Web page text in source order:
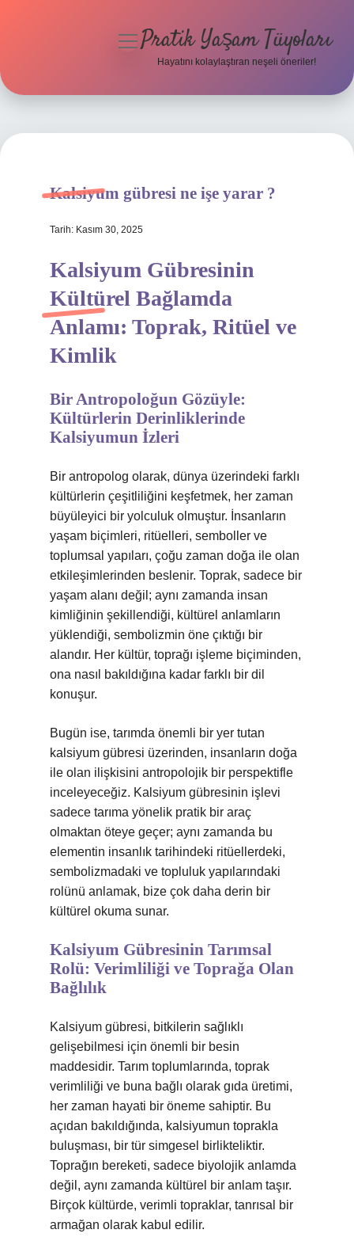
Hakkımızda
menüyü
Pratik Yaşam Tüyoları
Hayatını kolaylaştıran neşeli öneriler!
Kalsiyum gübresi ne işe yarar ?
Tarih: Kasım 30, 2025
Kalsiyum Gübresinin
Kültürel Bağlamda
Anlamı: Toprak, Ritüel ve
Kimlik
Bir Antropoloğun Gözüyle:
Kültürlerin Derinliklerinde
Kalsiyumun İzleri
Bir antropolog olarak, dünya üzerindeki farklı
kültürlerin çeşitliliğini keşfetmek, her zaman
büyüleyici bir yolculuk olmuştur. İnsanların
yaşam biçimleri, ritüelleri, semboller ve
toplumsal yapıları, çoğu zaman doğa ile olan
etkileşimlerinden beslenir. Toprak, sadece bir
yaşam alanı değil; aynı zamanda insan
kimliğinin şekillendiği, kültürel anlamların
yüklendiği, sembolizmin öne çıktığı bir
alandır. Her kültür, toprağı işleme biçiminden,
ona nasıl bakıldığına kadar farklı bir dil
konuşur.
Bugün ise, tarımda önemli bir yer tutan
kalsiyum gübresi üzerinden, insanların doğa
ile olan ilişkisini antropolojik bir perspektifle
inceleyeceğiz. Kalsiyum gübresinin işlevi
sadece tarıma yönelik pratik bir araç
olmaktan öteye geçer; aynı zamanda bu
elementin insanlık tarihindeki ritüellerdeki,
sembolizmadaki ve topluluk yapılarındaki
rolünü anlamak, bize çok daha derin bir
kültürel okuma sunar.
Kalsiyum Gübresinin Tarımsal
Rolü: Verimliliği ve Toprağa Olan
Bağlılık
Kalsiyum gübresi, bitkilerin sağlıklı
gelişebilmesi için önemli bir besin
maddesidir. Tarım toplumlarında, toprak
verimliliği ve buna bağlı olarak gıda üretimi,
her zaman hayati bir öneme sahiptir. Bu
açıdan bakıldığında, kalsiyumun toprakla
buluşması, bir tür simgesel birlikteliktir.
Toprağın bereketi, sadece biyolojik anlamda
değil, aynı zamanda kültürel bir anlam taşır.
Birçok kültürde, verimli topraklar, tanrısal bir
armağan olarak kabul edilir.